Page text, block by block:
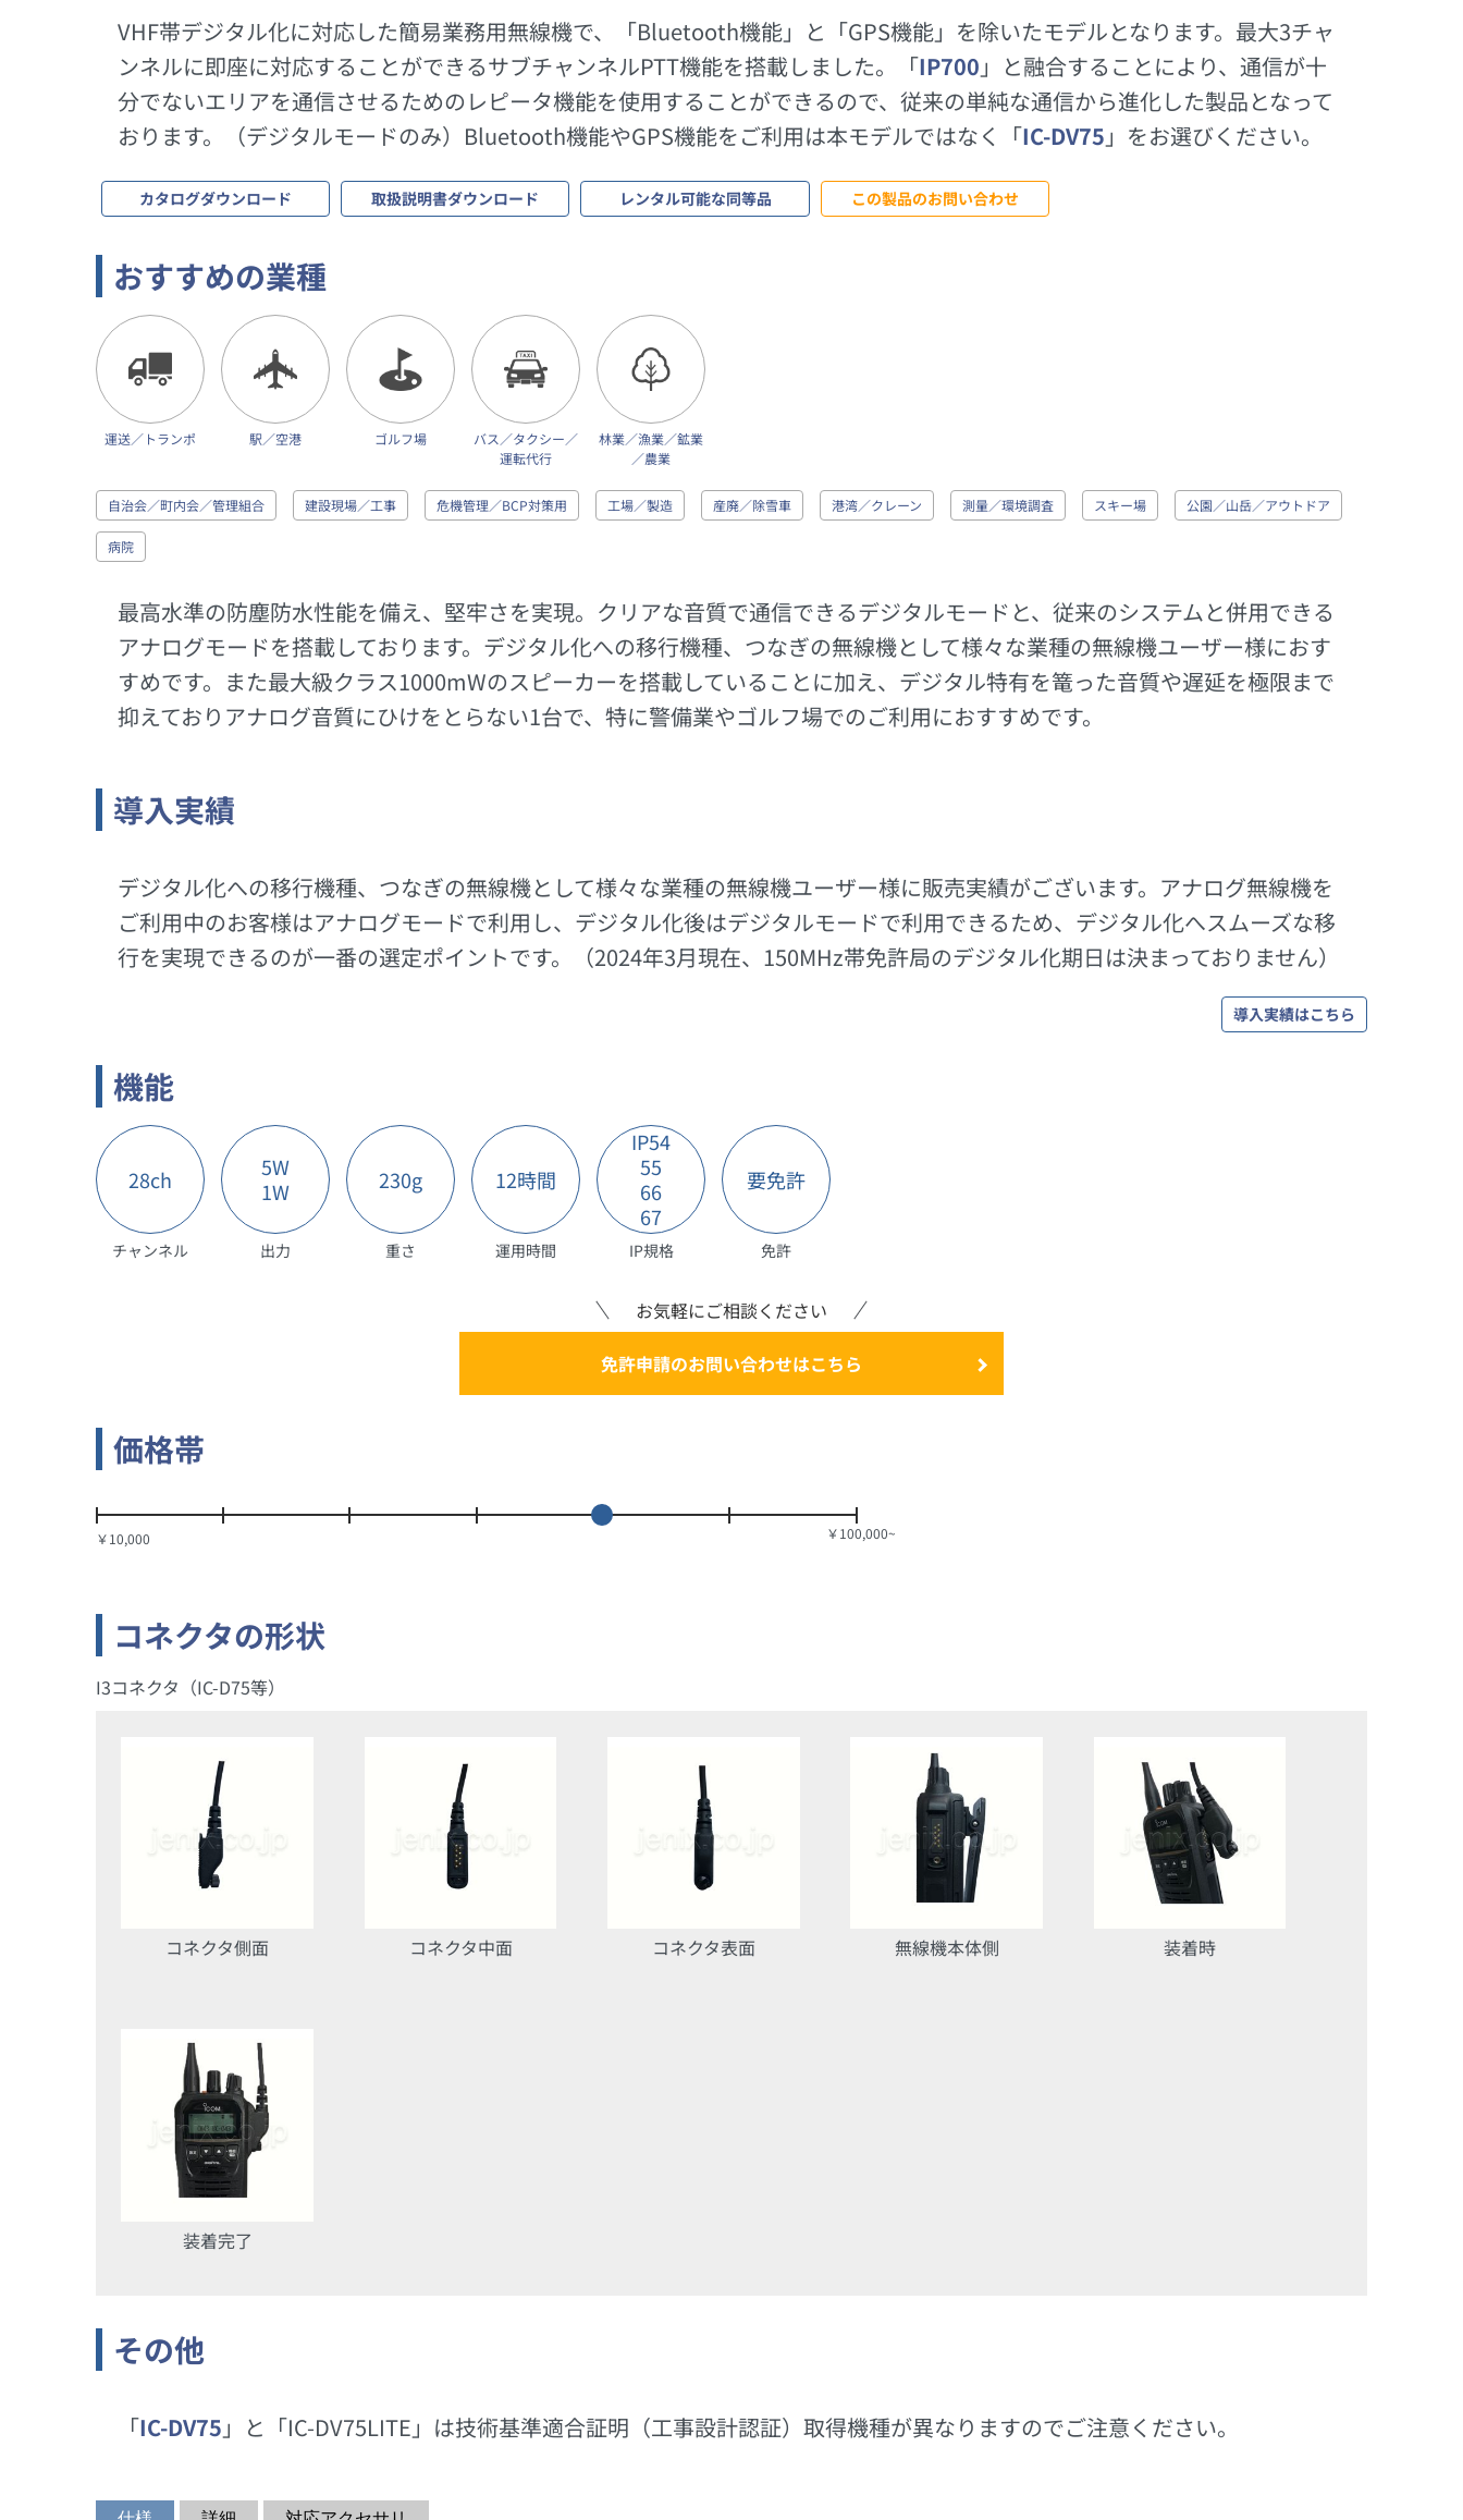
VHF帯デジタル化に対応した簡易業務用無線機で、「Bluetooth機能」と「GPS機能」を除いたモデルとなります。最大3チャ
ンネルに即座に対応することができるサブチャンネルPTT機能を搭載しました。「IP700 」と融合することにより、通信が十
分でないエリアを通信させるためのレピータ機能を使用することができるので、従来の単純な通信から進化した製品となって
おります。（デジタルモードのみ）Bluetooth機能やGPS機能をご利用は本モデルではなく「IC-DV75 」をお選びください。
カタログダウンロード 取扱説明書ダウンロード レンタル可能な同等品 この製品のお問い合わせ
おすすめの業種
運送／トランポ 駅／空港 ゴルフ場
バス／タクシー／
運転代行
林業／漁業／鉱業
／農業
自治会／町内会／管理組合 建設現場／工事 危機管理／BCP対策用 工場／製造 産廃／除雪車 港湾／クレーン 測量／環境調査 スキー場 公園／山岳／アウトドア
病院
最高水準の防塵防水性能を備え、堅牢さを実現。クリアな音質で通信できるデジタルモードと、従来のシステムと併用できる
アナログモードを搭載しております。デジタル化への移行機種、つなぎの無線機として様々な業種の無線機ユーザー様におす
すめです。また最大級クラス1000mWのスピーカーを搭載していることに加え、デジタル特有を篭った音質や遅延を極限まで
抑えておりアナログ音質にひけをとらない1台で、特に警備業やゴルフ場でのご利用におすすめです。
導入実績
デジタル化への移行機種、つなぎの無線機として様々な業種の無線機ユーザー様に販売実績がございます。アナログ無線機を
ご利用中のお客様はアナログモードで利用し、デジタル化後はデジタルモードで利用できるため、デジタル化へスムーズな移
行を実現できるのが一番の選定ポイントです。（2024年3月現在、150MHz帯免許局のデジタル化期日は決まっておりません）
導入実績はこちら
機能
28ch
チャンネル
5W
1W
出力
230g
重さ
12時間
運用時間
IP54
55
66
67
IP規格
要免許
免許
お気軽にご相談ください
免許申請のお問い合わせはこちら
価格帯
￥10,000
コネクタの形状
I3コネクタ（IC-D75等）
コネクタ側面 コネクタ中面 コネクタ表面 無線機本体側 装着時
装着完了
その他
「IC-DV75 」と「IC-DV75LITE」は技術基準適合証明（工事設計認証）取得機種が異なりますのでご注意ください。